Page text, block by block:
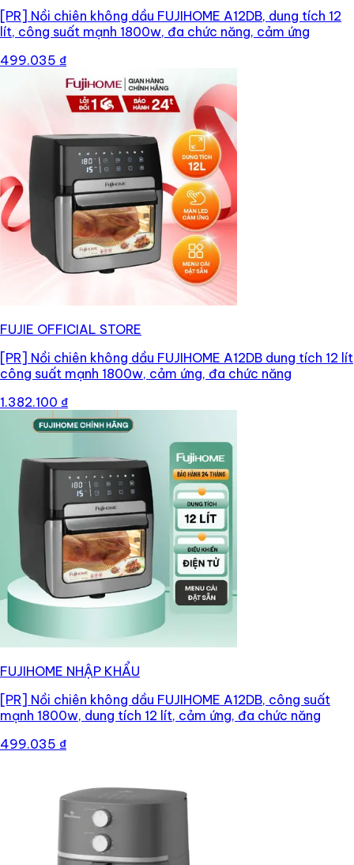
[PR] Nồi chiên không dầu FUJIHOME A12DB, dung tích 12
lít, công suất mạnh 1800w, đa chức năng, cảm ứng
499.035 ₫
FUJIE OFFICIAL STORE
[PR] Nồi chiên không dầu FUJIHOME A12DB dung tích 12 lít
công suất mạnh 1800w, cảm ứng, đa chức năng
1.382.100 ₫
FUJIHOME NHẬP KHẨU
[PR] Nồi chiên không dầu FUJIHOME A12DB, công suất
mạnh 1800w, dung tích 12 lít, cảm ứng, đa chức năng
499.035 ₫